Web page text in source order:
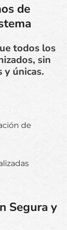
de
todos los
sin
y únicas.
de
Segura y